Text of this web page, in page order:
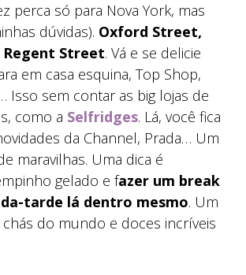
perca só para Nova York, mas
dúvidas). Oxford Street,
Street. Vá e se delicie
em casa esquina, Top Shop,
Isso sem contar as big lojas de
como a Selfridges. Lá, você fica
da Channel, Prada… Um
maravilhas. Uma dica é
gelado e fazer um break
tarde lá dentro mesmo. Um
do mundo e doces incríveis